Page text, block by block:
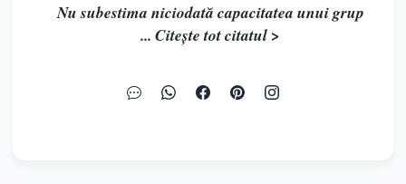
Nu subestima niciodată capacitatea unui grup
... Citește tot citatul >